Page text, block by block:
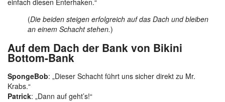
(Die beiden steigen erfolgreich auf das Dach und bleiben
an einem Schacht stehen.)
Auf dem Dach der Bank von Bikini
Bottom-Bank
SpongeBob: „Dieser Schacht führt uns sicher direkt zu Mr.
Krabs.“
Patrick: „Dann auf geht’s!“